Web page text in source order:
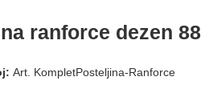
ranforce dezen 88
Art. KompletPosteljina-Ranforce